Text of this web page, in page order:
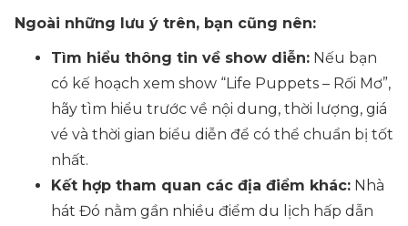
Ngoài những lưu ý trên, bạn cũng nên:
Tìm hiểu thông tin về show diễn: Nếu bạn
có kế hoạch xem show “Life Puppets – Rối Mơ”,
hãy tìm hiểu trước về nội dung, thời lượng, giá
vé và thời gian biểu diễn để có thể chuẩn bị tốt
nhất.
Kết hợp tham quan các địa điểm khác: Nhà
hát Đó nằm gần nhiều điểm du lịch hấp dẫn